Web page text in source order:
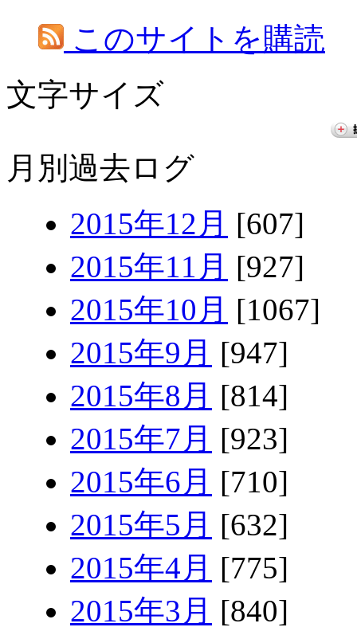
このサイトを購読
文字サイズ
月別過去ログ
2015年12月 [607]
2015年11月 [927]
2015年10月 [1067]
2015年9月 [947]
2015年8月 [814]
2015年7月 [923]
2015年6月 [710]
2015年5月 [632]
2015年4月 [775]
2015年3月 [840]